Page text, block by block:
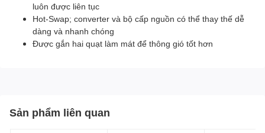
luôn được liên tục
Hot-Swap; converter và bộ cấp nguồn có thể thay thế dễ
dàng và nhanh chóng
Được gắn hai quạt làm mát để thông gió tốt hơn
Sản phẩm liên quan